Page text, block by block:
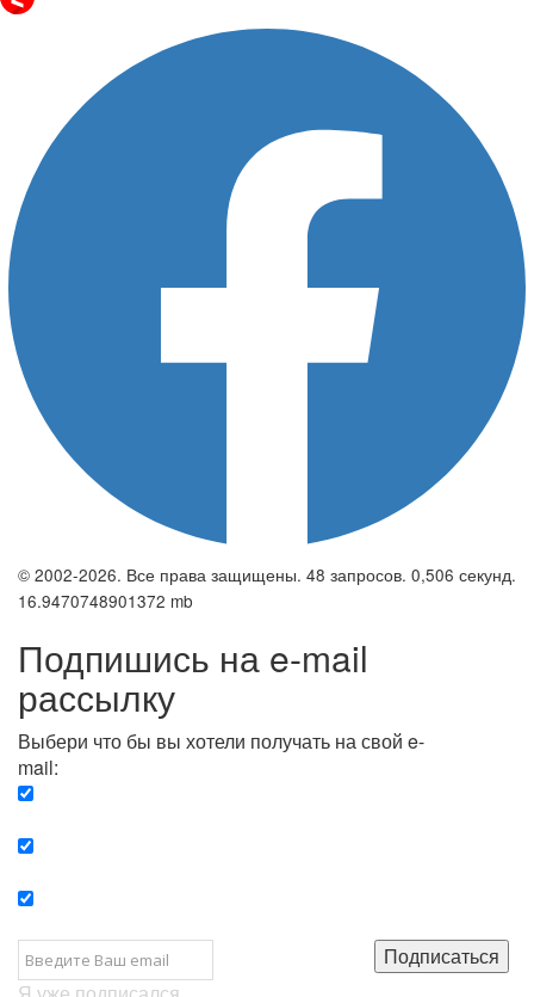
© 2002-2026. Все права защищены. 48 запросов. 0,506 секунд.
16.9470748901372 mb
Подпишись на e-mail
рассылку
Выбери что бы вы хотели получать на свой e-
mail:
Подписаться